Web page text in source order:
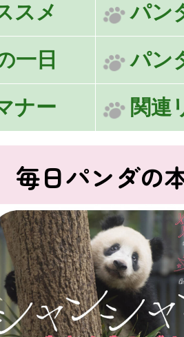
スメ パン
一日 パン
ナー 関連
毎日パンダの